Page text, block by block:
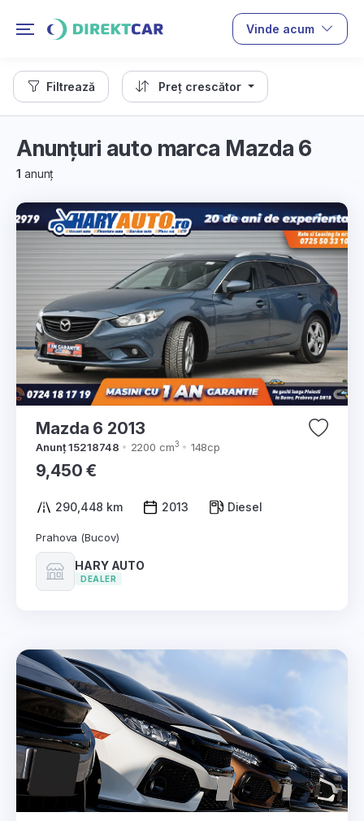
Vinde acum
Filtrează Preț crescător
Anunțuri auto marca Mazda 6
1 anunț
Mazda 6 2013
Anunț 15218748 2200 cm3 148cp
9,450 €
290,448 km 2013 Diesel
Prahova (Bucov)
HARY AUTO
DEALER